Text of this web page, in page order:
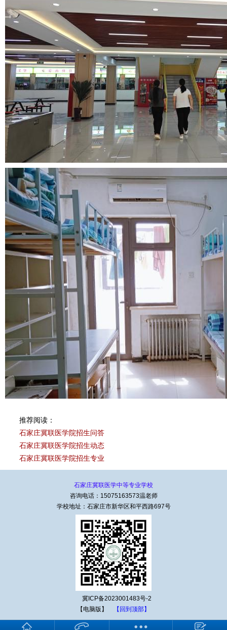
推荐阅读：
石家庄冀联医学院招生问答
石家庄冀联医学院招生动态
石家庄冀联医学院招生专业
石家庄冀联医学中等专业学校
咨询电话：15075163573温老师
学校地址：石家庄市新华区和平西路697号
冀ICP备2023001483号-2
【电脑版】
【回到顶部】